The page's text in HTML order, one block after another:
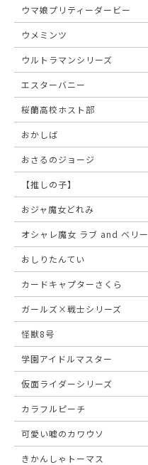
ウマ娘プリティーダービー
ウメミンツ
ウルトラマンシリーズ
エスターバニー
桜蘭高校ホスト部
おかしば
おさるのジョージ
【推しの子】
おジャ魔女どれみ
オシャレ魔女 ラブ and ベリー
おしりたんてい
カードキャプターさくら
ガールズ×戦士シリーズ
怪獣8号
学園アイドルマスター
仮面ライダーシリーズ
カラフルピーチ
可愛い嘘のカワウソ
きかんしゃトーマス